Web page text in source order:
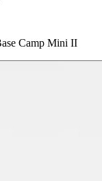
Camp Mini II